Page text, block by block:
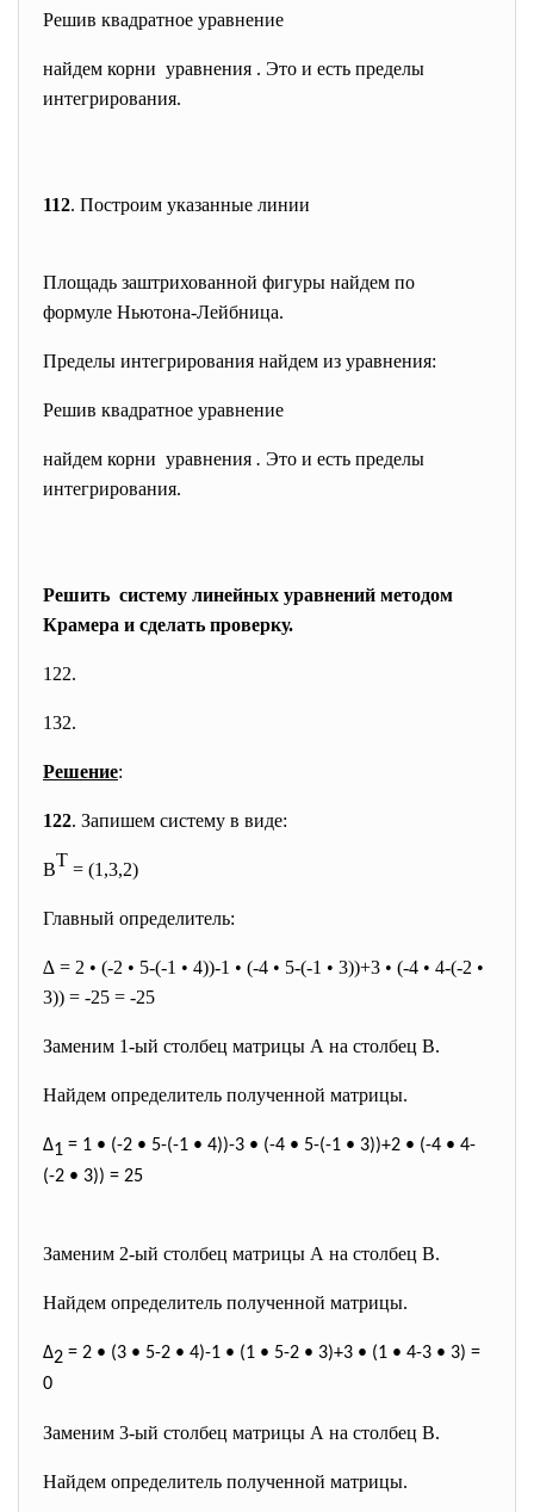
Решив квадратное уравнение
найдем корни уравнения . Это и есть пределы
интегрирования.
112. Построим указанные линии
Площадь заштрихованной фигуры найдем по
формуле Ньютона-Лейбница.
Пределы интегрирования найдем из уравнения:
Решив квадратное уравнение
найдем корни уравнения . Это и есть пределы
интегрирования.
Решить систему линейных уравнений методом
Крамера и сделать проверку.
122.
132.
Решение:
122. Запишем систему в виде:
BT = (1,3,2)
Главный определитель:
∆ = 2 • (-2 • 5-(-1 • 4))-1 • (-4 • 5-(-1 • 3))+3 • (-4 • 4-(-2 •
3)) = -25 = -25
Заменим 1-ый столбец матрицы А на столбец В.
Найдем определитель полученной матрицы.
∆1 = 1 • (-2 • 5-(-1 • 4))-3 • (-4 • 5-(-1 • 3))+2 • (-4 • 4-
(-2 • 3)) = 25
Заменим 2-ый столбец матрицы А на столбец В.
Найдем определитель полученной матрицы.
∆2 = 2 • (3 • 5-2 • 4)-1 • (1 • 5-2 • 3)+3 • (1 • 4-3 • 3) =
0
Заменим 3-ый столбец матрицы А на столбец В.
Найдем определитель полученной матрицы.